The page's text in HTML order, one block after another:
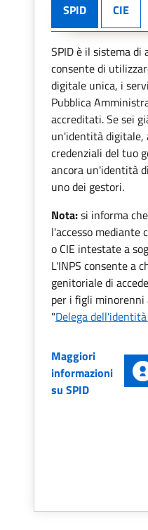
SPID CIE
SPID è il sistema di
consente di
digitale unica, i
Pubblica
accreditati. Se sei
un'identità digitale,
credenziali del tuo
ancora un'identità
uno dei gestori.
Nota:si informa
l'accesso mediante
o CIE intestate a
L'INPS consente a
genitoriale di
per i figli
"Delega
Maggiori
informazioni
su SPID